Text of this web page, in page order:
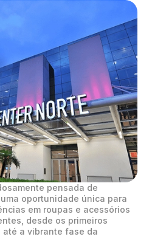
pensada de
oportunidade única para
em roupas e acessórios
desde os primeiros
até a vibrante fase da